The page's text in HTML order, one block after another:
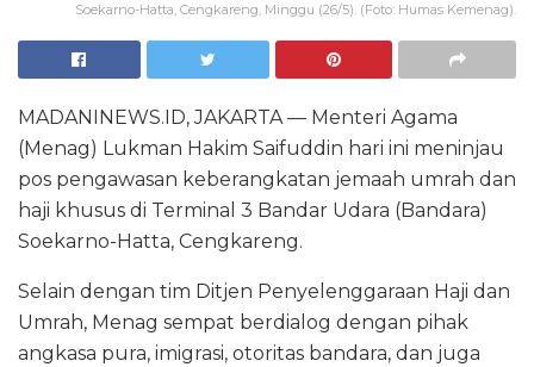
Soekarno-Hatta, Cengkareng, Minggu (26/5). (Foto: Humas Kemenag).
MADANINEWS.ID, JAKARTA — Menteri Agama
(Menag) Lukman Hakim Saifuddin hari ini meninjau
pos pengawasan keberangkatan jemaah umrah dan
haji khusus di Terminal 3 Bandar Udara (Bandara)
Soekarno-Hatta, Cengkareng.
Selain dengan tim Ditjen Penyelenggaraan Haji dan
Umrah, Menag sempat berdialog dengan pihak
angkasa pura, imigrasi, otoritas bandara, dan juga